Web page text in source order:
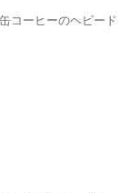
コーヒーのヘビード